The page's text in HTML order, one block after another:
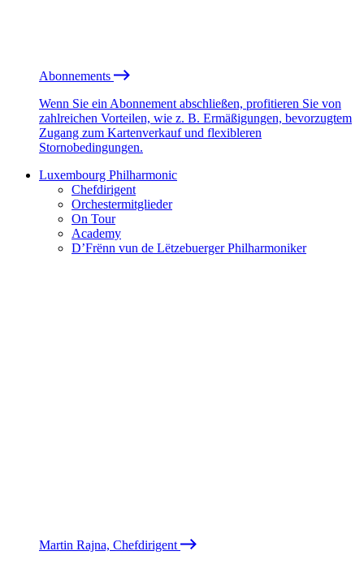
Abonnements
Wenn Sie ein Abonnement abschließen, profitieren Sie von
zahlreichen Vorteilen, wie z. B. Ermäßigungen, bevorzugtem
Zugang zum Kartenverkauf und flexibleren
Stornobedingungen.
Luxembourg Philharmonic
Chefdirigent
Orchestermitglieder
On Tour
Academy
D’Frënn vun de Lëtzebuerger Philharmoniker
Martin Rajna, Chefdirigent